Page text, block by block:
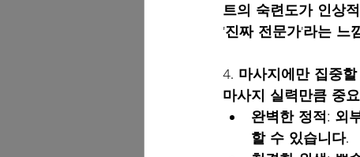
트의 숙련도가 인상
'진짜 전문가'라는 느
4. 마사지에만 집중
마사지 실력만큼 중
완벽한 정적: 외
할 수 있습니다.